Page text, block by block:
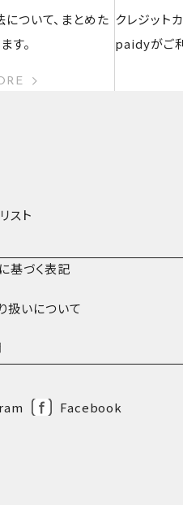
ついて、まとめた
す。
クレジット
paidyがご
スト
基づく表記
扱いについて
Facebook